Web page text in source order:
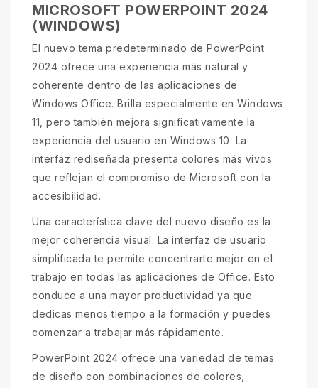
MICROSOFT POWERPOINT 2024
(WINDOWS)
El nuevo tema predeterminado de PowerPoint
2024 ofrece una experiencia más natural y
coherente dentro de las aplicaciones de
Windows Office. Brilla especialmente en Windows
11, pero también mejora significativamente la
experiencia del usuario en Windows 10. La
interfaz rediseñada presenta colores más vivos
que reflejan el compromiso de Microsoft con la
accesibilidad.
Una característica clave del nuevo diseño es la
mejor coherencia visual. La interfaz de usuario
simplificada te permite concentrarte mejor en el
trabajo en todas las aplicaciones de Office. Esto
conduce a una mayor productividad ya que
dedicas menos tiempo a la formación y puedes
comenzar a trabajar más rápidamente.
PowerPoint 2024 ofrece una variedad de temas
de diseño con combinaciones de colores,